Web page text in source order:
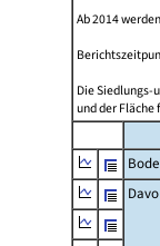
Ab 2014
Die Siedlungs-
und der Fläche